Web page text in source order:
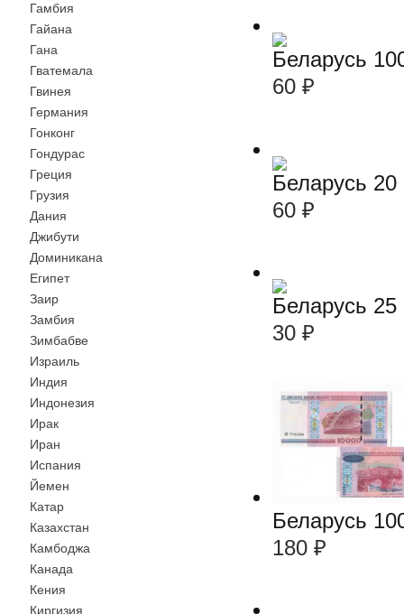
Гамбия
Гайана
Гана
Гватемала
Гвинея
Германия
Гонконг
Гондурас
Греция
Грузия
Дания
Джибути
Доминикана
Египет
Заир
Замбия
Зимбабве
Израиль
Индия
Индонезия
Ирак
Иран
Испания
Йемен
Катар
Казахстан
Камбоджа
Канада
Кения
Киргизия
Беларусь
60 ₽
Беларусь
60 ₽
Беларусь
30 ₽
Беларусь
180 ₽